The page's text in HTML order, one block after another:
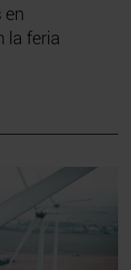
en
la feria